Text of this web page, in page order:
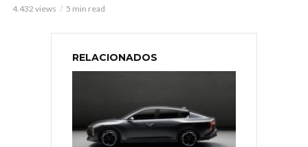
4.432 views 5 min read
RELACIONADOS